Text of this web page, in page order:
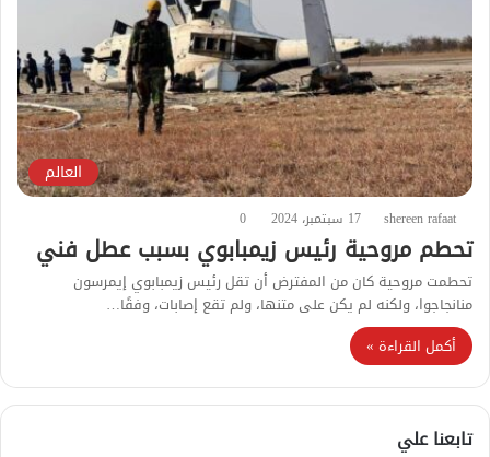
العالم
shereen rafaat 17 سبتمبر، 2024 0
تحطم مروحية رئيس زيمبابوي بسبب عطل فني
تحطمت مروحية كان من المفترض أن تقل رئيس زيمبابوي إيمرسون
منانجاجوا، ولكنه لم يكن على متنها، ولم تقع إصابات، وفقًا…
أكمل القراءة »
تابعنا علي